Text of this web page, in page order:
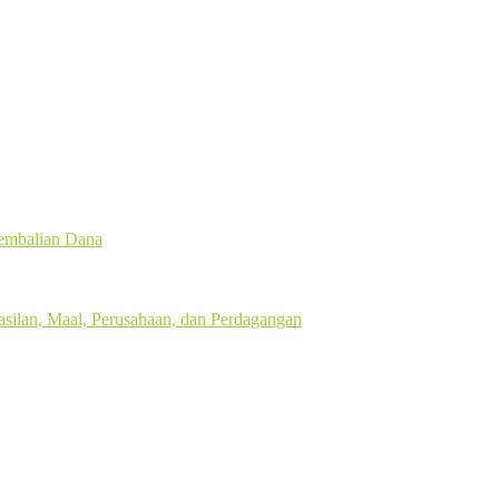
Dana
Maal, Perusahaan, dan Perdagangan